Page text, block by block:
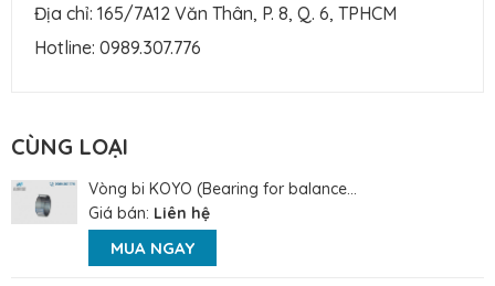
Địa chỉ: 165/7A12 Văn Thân, P. 8, Q. 6, TPHCM
Hotline: 0989.307.776
CÙNG LOẠI
Vòng bi KOYO (Bearing for balance...
Giá bán: Liên hệ
MUA NGAY